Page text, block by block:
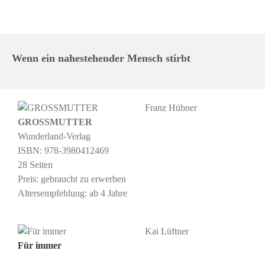
Wenn ein nahestehender Mensch stirbt
Franz Hübner
GROSSMUTTER
Wunderland-Verlag
ISBN: 978-3980412469
28 Seiten
Preis: gebraucht zu erwerben
Altersempfehlung: ab 4 Jahre
Kai Lüftner
Für immer